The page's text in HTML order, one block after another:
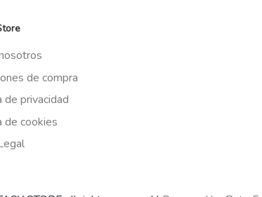
de compra
de privacidad
de cookies